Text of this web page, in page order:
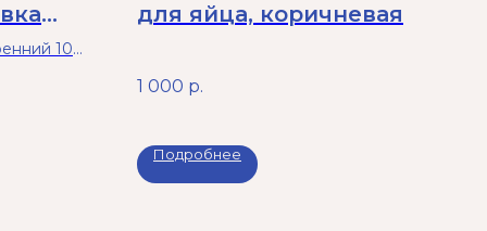
10
для яйца, коричневая
1 000 р.
Подробнее